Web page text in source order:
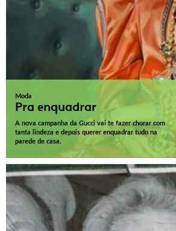
Moda
Pra enquadrar
A nova campanha da Gucci vai te fazer chorar com
tanta lindeza e depois querer enquadrar tudo na
parede de casa.